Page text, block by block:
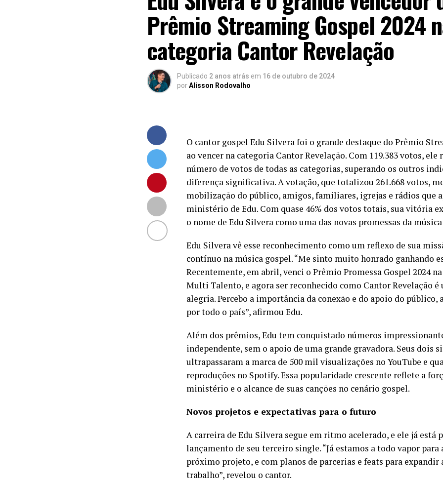
Prêmio Streaming Gospel 2024
categoria Cantor Revelação
Publicado 2 anos atrás em 16 de outubro de 2024
porAlisson Rodovalho
O cantor gospel Edu Silvera foi o grande destaque do Prêmio
ao vencer na categoria Cantor Revelação. Com 119.383 votos, ele
número de votos de todas as categorias, superando os outros
diferença significativa. A votação, que totalizou 261.668 votos,
mobilização do público, amigos, familiares, igrejas e rádios que
ministério de Edu. Com quase 46% dos votos totais, sua vitória
o nome de Edu Silvera como uma das novas promessas da
Edu Silvera vê esse reconhecimento como um reflexo de sua
contínuo na música gospel. “Me sinto muito honrado ganhando
Recentemente, em abril, venci o Prêmio Promessa Gospel 2024
Multi Talento, e agora ser reconhecido como Cantor Revelação é
alegria. Percebo a importância da conexão e do apoio do público,
por todo o país”, afirmou Edu.
Além dos prêmios, Edu tem conquistado números
independente, sem o apoio de uma grande gravadora. Seus dois
ultrapassaram a marca de 500 mil visualizações no YouTube e
reproduções no Spotify. Essa popularidade crescente reflete a
ministério e o alcance de suas canções no cenário gospel.
Novos projetos e expectativas para o futuro
A carreira de Edu Silvera segue em ritmo acelerado, e ele já está
lançamento de seu terceiro single. “Já estamos a todo vapor para
próximo projeto, e com planos de parcerias e feats para expandir
trabalho”, revelou o cantor.